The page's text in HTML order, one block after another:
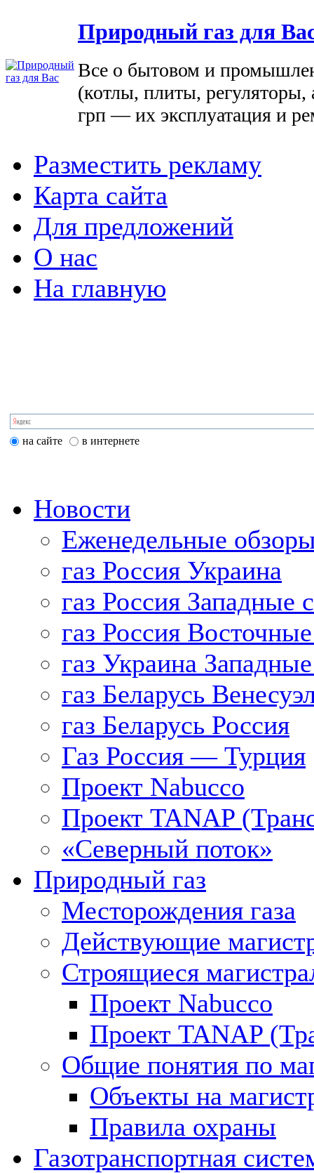
Природный газ для
Все о бытовом и
(котлы, плиты, регуляторы,
грп — их эксплуатация и
Разместить рекламу
Карта сайта
Для предложений
О нас
На главную
на сайте в интернете
Новости
Еженедельные
газ Россия Украина
газ Россия Западные
газ Россия
газ Украина
газ Беларусь
газ Беларусь Россия
Газ Россия — Турция
Проект Nabucco
Проект TANAP
«Северный поток»
Природный газ
Месторождения газа
Действующие
Строящиеся
Проект Nabucco
Проект TANAP
Общие понятия по
Объекты на
Правила охраны
Газотранспортная